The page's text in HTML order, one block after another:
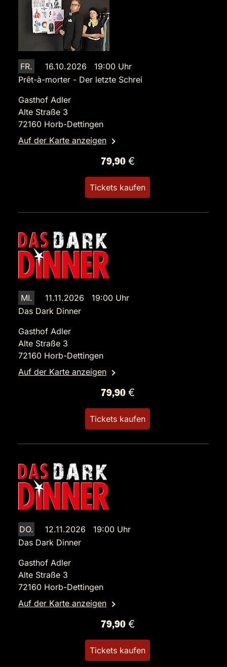
FR.
16.10.2026 19:00 Uhr
Prêt-à-morter - Der letzte Schrei
Gasthof Adler
Alte Straße 3
72160 Horb-Dettingen
Auf der Karte anzeigen
79,90 €
Tickets kaufen
MI.
11.11.2026 19:00 Uhr
Das Dark Dinner
Gasthof Adler
Alte Straße 3
72160 Horb-Dettingen
Auf der Karte anzeigen
79,90 €
Tickets kaufen
DO.
12.11.2026 19:00 Uhr
Das Dark Dinner
Gasthof Adler
Alte Straße 3
72160 Horb-Dettingen
Auf der Karte anzeigen
79,90 €
Tickets kaufen